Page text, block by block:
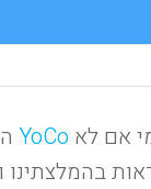
אם לא YoCo